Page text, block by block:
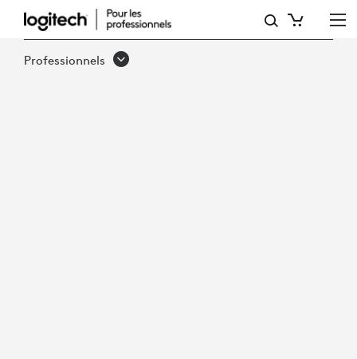
FACTEURS
CLÉS
Professionnels